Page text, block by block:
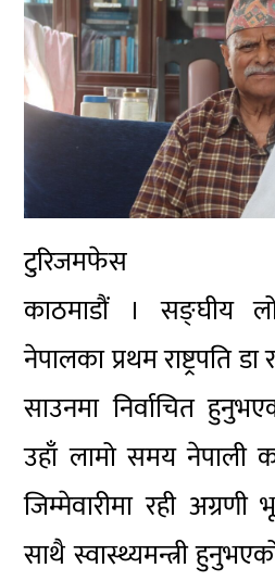
टुरिजमफेस
काठमाडौं । सङ्घीय
नेपालका प्रथम राष्ट्रपति
साउनमा निर्वाचित
उहाँ लामो समय नेपाली
जिम्मेवारीमा रही अग्रणी
साथै स्वास्थ्यमन्त्री